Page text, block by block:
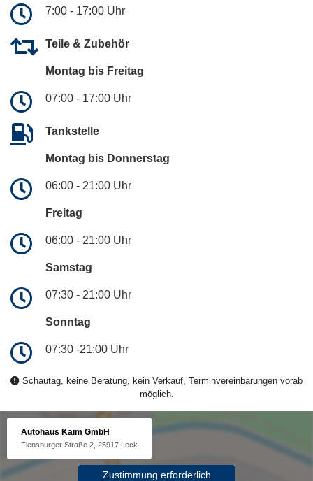
7:00 - 17:00 Uhr
Teile & Zubehör
Montag bis Freitag
07:00 - 17:00 Uhr
Tankstelle
Montag bis Donnerstag
06:00 - 21:00 Uhr
Freitag
06:00 - 21:00 Uhr
Samstag
07:30 - 21:00 Uhr
Sonntag
07:30 -21:00 Uhr
Schautag, keine Beratung, kein Verkauf, Terminvereinbarungen vorab
möglich.
Autohaus Kaim GmbH
Flensburger Straße 2, 25917 Leck
Zustimmung erforderlich